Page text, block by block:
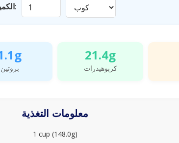
الكمية:
بروتين
21.4g
كربوهيدرات
معلومات التغذية
1 cup (148.0g)